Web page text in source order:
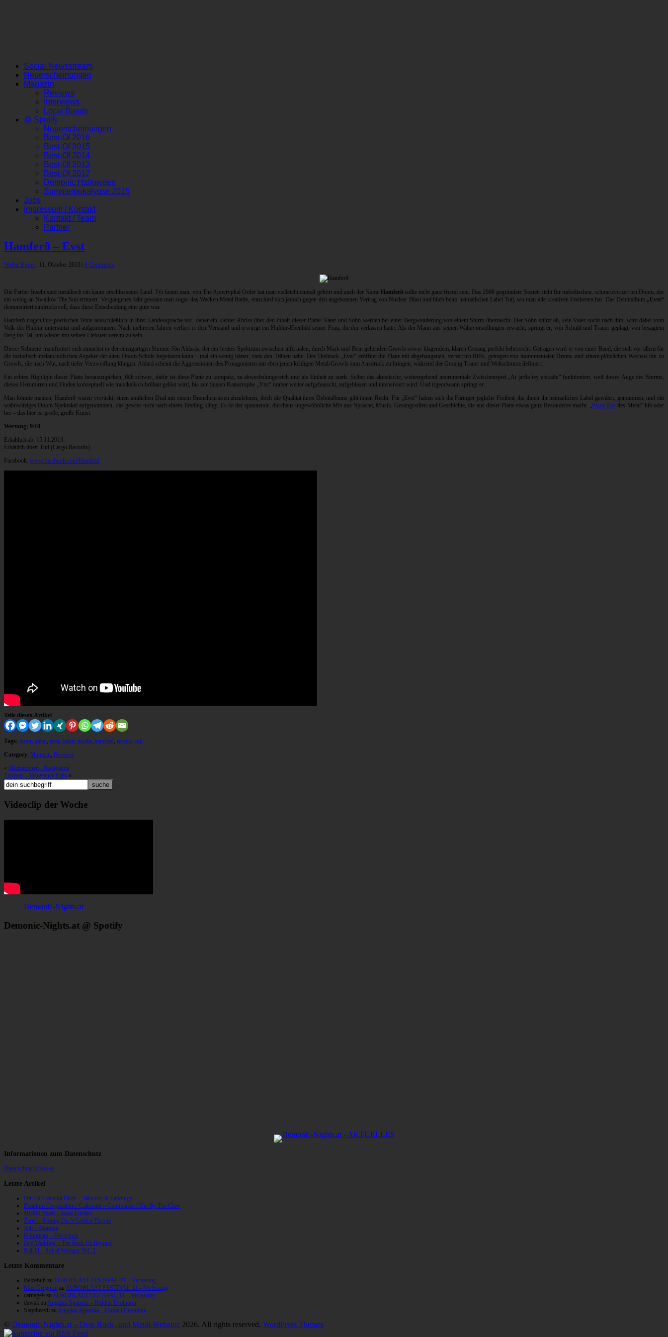
Social Newsstream
Neuerscheinungen
Magazin
Reviews
Interviews
Local Bands
@ Spotify
Neuerscheinungen
Best-Of 2016
Best-Of 2015
Best-Of 2014
Best-Of 2013
Best-Of 2012
Demonic Halloween
Summerpokalypse 2015
Jobs
Impressum / Kontakt
Kontakt / Team
Partner
Hamferð – Evst
Walter Kraus 11. Oktober 2013 0 Comments
Die Färöer Inseln sind metallisch ein kaum erschlossenes Land. Týr kennt man, von The Apocryphal Order hat man vielleicht einmal gehört und auch der Name Hamferðsollte nicht ganz fremd sein. Das 2008 gegründete Sextett steht für melodischen, schmerzverzerrten Doom, der
ein wenig an Swallow The Sun erinnert. Vergangenes Jahr gewann man sogar das Wacken Metal Battle, entschied sich jedoch gegen den angebotenen Vertrag von Nuclear Blast und blieb beim heimatlichen Label Tutl, wo man alle kreativen Freiheiten hat. Das Debütalbum „Evst“
demonstriert eindrucksvoll, dass diese Entscheidung eine gute war.
Hamferð tragen ihre poetischen Texte ausschließlich in ihrer Landessprache vor, daher ein kleiner Abriss über den Inhalt dieser Platte: Vater und Sohn werden bei einer Bergwanderung von einem Sturm überrascht. Der Sohn stürzt ab, sein Vater sucht nach ihm, wird dabei vom
Volk der Huldur unterstützt und aufgenommen. Nach mehreren Jahren verliert er den Verstand und erwürgt ein Huldur-Ebenbild seiner Frau, die ihn verlassen hatte. Als der Mann aus seinen Wahnvorstellungen erwacht, springt er, von Schuld und Trauer geplagt, von besagtem
Berg ins Tal, um wieder mit seinen Liebsten vereint zu sein.
Dieser Schmerz manifestiert sich zunächst in der einzigartigen Stimme Jón Aldarás, der ein breites Spektrum zwischen infernalen, durch Mark und Bein gehenden Growls sowie klagendem, klaren Gesang perfekt beherrscht. Getragen wird er von einer Band, die sich vor allem für
die melodisch-melancholischen Aspekte der alten Doom-Schule begeistern kann – mal ein wenig härter, stets den Tränen nahe. Der Titeltrack „Evst“ eröffnet die Platte mit abgehangenen, verzerrten Riffs, getragen von monumentalen Drums und einem plötzlichen Wechsel hin zu
Growls, die nach Wut, nach tiefer Verzweiflung klingen. Aldará scheint die Aggressionen des Protagonisten mit eben jenen kehligen Metal-Growls zum Ausdruck zu bringen, während der Gesang Trauer und Weltschmerz definiert.
Ein echtes Highlight dieser Platte herauszupicken, fällt schwer, dafür ist diese Platte zu kompakt, zu abwechslungsreich und als Einheit zu stark. Selbst das akustische, weitestgehend instrumentale Zwischenspiel „At jarða tey elskaðu“ funktioniert, weil dieses Auge des Sturms,
dieses Herumirren und Finden konzeptuell wie musikalisch brillant gelöst wird, bis zur finalen Katastrophe „Ytst“ immer weiter aufgebauscht, aufgeblasen und intensiviert wird. Und irgendwann springt er…
Man könnte meinen, Hamferð wären verrückt, einen amtlichen Deal mit einem Branchenriesen abzulehnen, doch die Qualität ihres Debütalbums gibt ihnen Recht. Für „Evst“ haben sich die Färinger jegliche Freiheit, die ihnen ihr heimatliches Label gewährt, genommen, und ein
wahnwitziges Doom-Spektakel aufgenommen, das gewiss nicht nach einem Erstling klingt. Es ist der spannende, durchaus ungewöhnliche Mix aus Sprache, Musik, Gesangsstilen und Geschichte, die aus dieser Platte etwas ganz Besonderes macht. „Sigur Rós des Metal“ hin oder
her – das hier ist große, große Kunst.
Wertung: 9/10
Erhältlich ab: 15.11.2013
Erhätlich über: Tutl (Cargo Records)
Facebook: www.facebook.com/Hamferd
Teile diesen Artikel
Tags: doom metal, evst, färöer inseln, hamferd, review, tutl
Category: Magazin, Reviews
« Microtonner – Navigation
Trivium – Vengeance Falls »
Videoclip der Woche
Demonic-Nights.at
Demonic-Nights.at @ Spotify
Informationen zum Datenschutz
Datenschutz-Hinweis
Letzte Artikel
Din Of Celestial Birds – Takeoffs & Landings
Phantom Corporation / Catbreath – Commando / Die By The Claw
10,000 Years – Esox Lucifer
Zerre – Rotting On A Golden Throne
Allt – Ataraxia
Knumears – Directions
Dry Wedding – The Back Of Beyond
Kal-El – Astral Voyager Vol. 2
Letzte Kommentare
Belzebub zu EUROBLAST FESTIVAL 11 – Verlosung
Max Gregorio zu EUROBLAST FESTIVAL 11 – Verlosung
carnage9 zu EUROBLAST FESTIVAL 11 – Verlosung
dawak zu Angelus Apatrida – Hidden Evolution
Slaytheevil zu Angelus Apatrida – Hidden Evolution
© Demonic-Nights.at – Dein Rock- und Metal-Webzine 2026. All rights reserved. WordPress Themes